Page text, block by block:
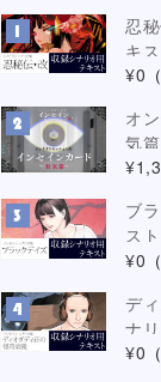
忍
キ
¥0
オ
気篇
ブ
スト
¥0
デ
ナ
¥0